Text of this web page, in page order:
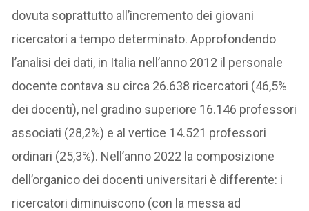
dovuta soprattutto all’incremento dei giovani
ricercatori a tempo determinato. Approfondendo
l’analisi dei dati, in Italia nell’anno 2012 il personale
docente contava su circa 26.638 ricercatori (46,5%
dei docenti), nel gradino superiore 16.146 professori
associati (28,2%) e al vertice 14.521 professori
ordinari (25,3%). Nell’anno 2022 la composizione
dell’organico dei docenti universitari è differente: i
ricercatori diminuiscono (con la messa ad